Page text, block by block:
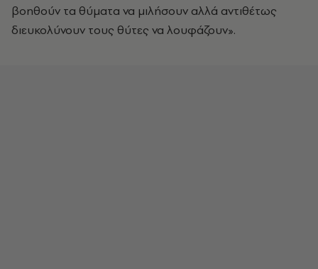
βοηθούν τα θύματα να μιλήσουν αλλά αντιθέτως
διευκολύνουν τους θύτες να λουφάζουν».